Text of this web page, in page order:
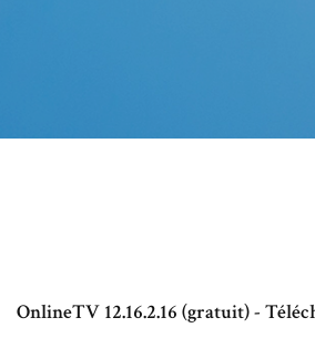
OnlineTV 12.16.2.16 (gratuit) -